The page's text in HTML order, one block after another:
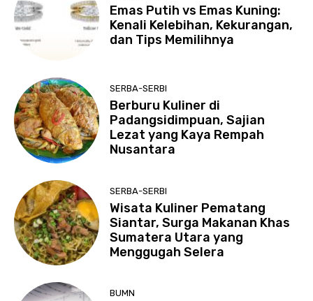
Emas Putih vs Emas Kuning:
Kenali Kelebihan, Kekurangan,
dan Tips Memilihnya
SERBA-SERBI
Berburu Kuliner di
Padangsidimpuan, Sajian
Lezat yang Kaya Rempah
Nusantara
SERBA-SERBI
Wisata Kuliner Pematang
Siantar, Surga Makanan Khas
Sumatera Utara yang
Menggugah Selera
BUMN